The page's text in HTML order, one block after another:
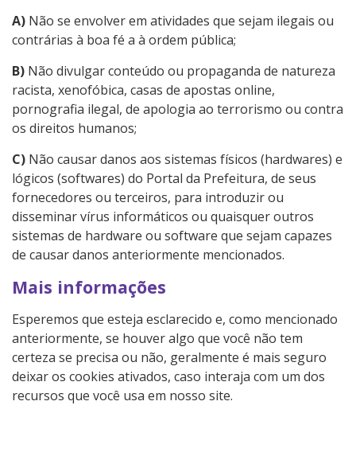
A) Não se envolver em atividades que sejam ilegais ou
contrárias à boa fé a à ordem pública;
B) Não divulgar conteúdo ou propaganda de natureza
racista, xenofóbica, casas de apostas online,
pornografia ilegal, de apologia ao terrorismo ou contra
os direitos humanos;
C) Não causar danos aos sistemas físicos (hardwares) e
lógicos (softwares) do Portal da Prefeitura, de seus
fornecedores ou terceiros, para introduzir ou
disseminar vírus informáticos ou quaisquer outros
sistemas de hardware ou software que sejam capazes
de causar danos anteriormente mencionados.
Mais informações
Esperemos que esteja esclarecido e, como mencionado
anteriormente, se houver algo que você não tem
certeza se precisa ou não, geralmente é mais seguro
deixar os cookies ativados, caso interaja com um dos
recursos que você usa em nosso site.